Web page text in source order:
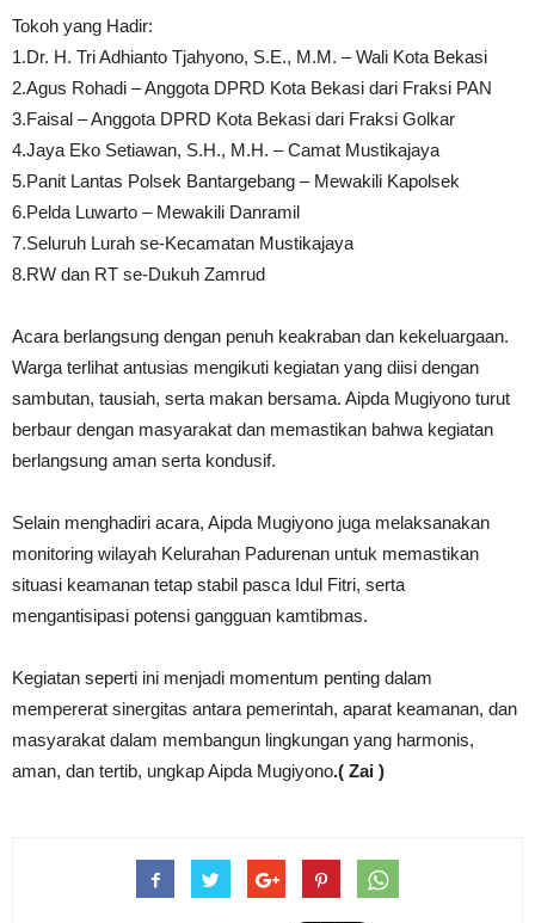
Tokoh yang Hadir:
1.Dr. H. Tri Adhianto Tjahyono, S.E., M.M. – Wali Kota Bekasi
2.Agus Rohadi – Anggota DPRD Kota Bekasi dari Fraksi PAN
3.Faisal – Anggota DPRD Kota Bekasi dari Fraksi Golkar
4.Jaya Eko Setiawan, S.H., M.H. – Camat Mustikajaya
5.Panit Lantas Polsek Bantargebang – Mewakili Kapolsek
6.Pelda Luwarto – Mewakili Danramil
7.Seluruh Lurah se-Kecamatan Mustikajaya
8.RW dan RT se-Dukuh Zamrud
Acara berlangsung dengan penuh keakraban dan kekeluargaan.
Warga terlihat antusias mengikuti kegiatan yang diisi dengan
sambutan, tausiah, serta makan bersama. Aipda Mugiyono turut
berbaur dengan masyarakat dan memastikan bahwa kegiatan
berlangsung aman serta kondusif.
Selain menghadiri acara, Aipda Mugiyono juga melaksanakan
monitoring wilayah Kelurahan Padurenan untuk memastikan
situasi keamanan tetap stabil pasca Idul Fitri, serta
mengantisipasi potensi gangguan kamtibmas.
Kegiatan seperti ini menjadi momentum penting dalam
mempererat sinergitas antara pemerintah, aparat keamanan, dan
masyarakat dalam membangun lingkungan yang harmonis,
aman, dan tertib, ungkap Aipda Mugiyono.( Zai )